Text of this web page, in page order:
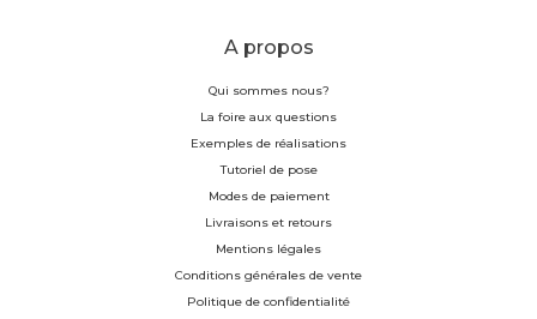
A propos
Qui sommes nous?
La foire aux questions
Exemples de réalisations
Tutoriel de pose
Modes de paiement
Livraisons et retours
Mentions légales
Conditions générales de vente
Politique de confidentialité